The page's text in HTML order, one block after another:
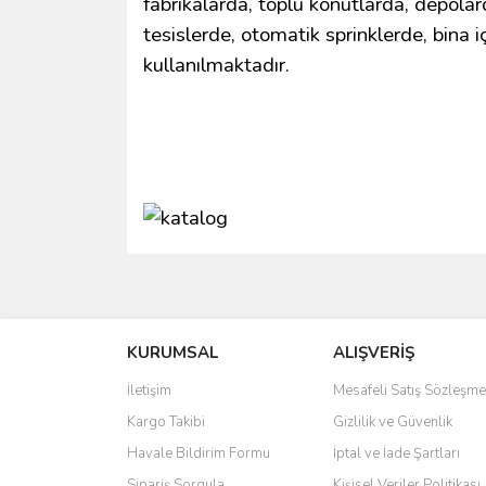
tesislerde, otomatik sprinklerde, bina
kullanılmaktadır.
Ürün resmi kalitesiz, bozuk veya görüntülenemiyor.
Ürün açıklamasında eksik bilgiler bulunuyor.
Ürün bilgilerinde hatalar bulunuyor.
Ürün fiyatı diğer sitelerden daha pahalı.
Bu ürüne benzer farklı alternatifler olmalı.
KURUMSAL
İletişim
Kargo Takibi
Havale Bildirim Formu
ALIŞVERİŞ
Mesafeli Satış
Gizlilik ve Güvenlik
İptal ve İade Şartları